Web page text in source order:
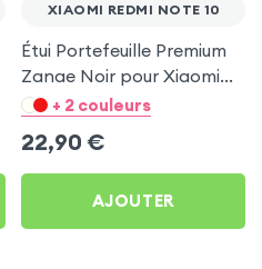
XIAOMI REDMI NOTE 10
Étui Portefeuille Premium
Zanae Noir pour Xiaomi
Redmi Note 10
+ 2 couleurs
22,90 €
AJOUTER